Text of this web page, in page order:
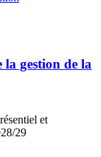
la gestion de la
et
29